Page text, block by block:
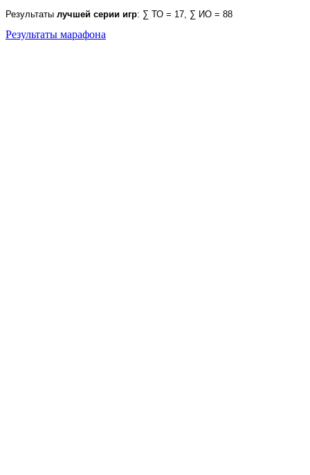
Результаты лучшей серии игр: ∑ ТО = 17, ∑ ИО = 88
Результаты марафона